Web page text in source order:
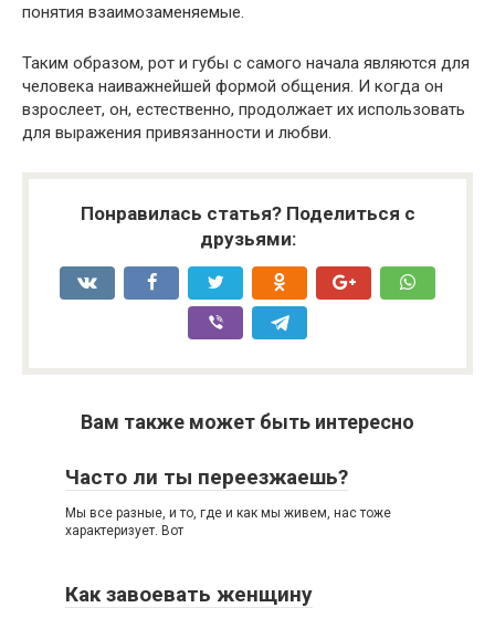
понятия взаимозаменяемые.
Таким образом, рот и губы с самого начала являются для
человека наиважнейшей формой общения. И когда он
взрослеет, он, естественно, продолжает их использовать
для выражения привязанности и любви.
Понравилась статья? Поделиться с
друзьями:
Вам также может быть интересно
Часто ли ты переезжаешь?
Мы все разные, и то, где и как мы живем, нас тоже
характеризует. Вот
Как завоевать женщину